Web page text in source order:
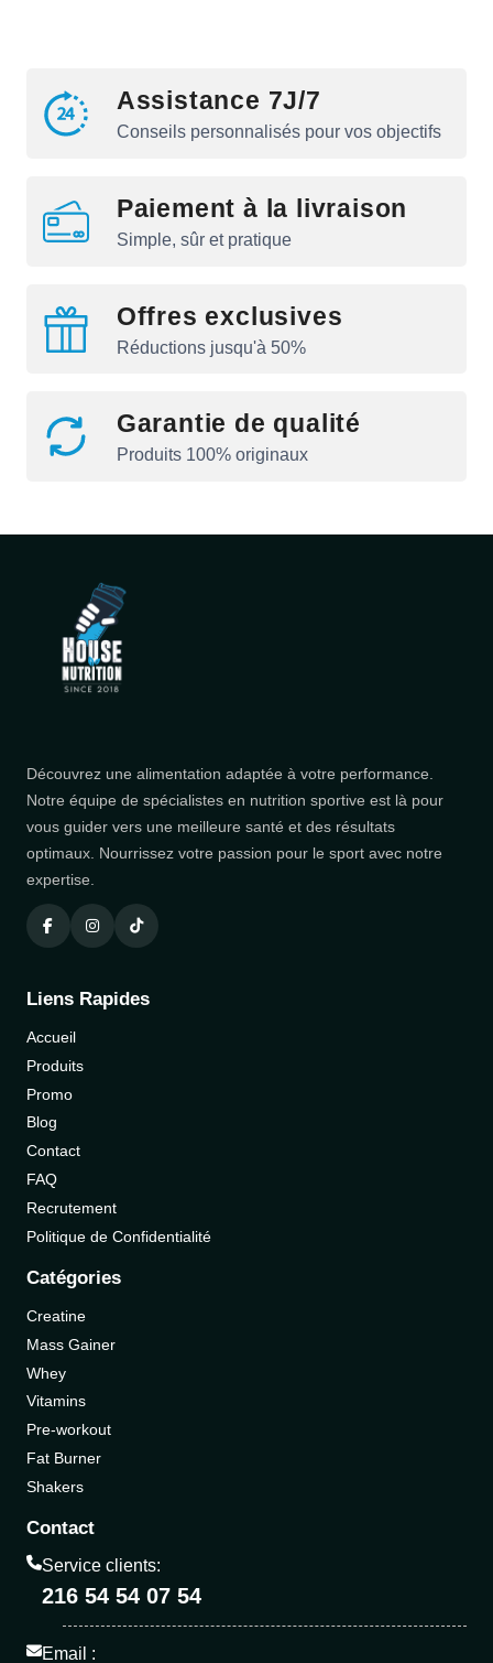
Assistance 7J/7
Conseils personnalisés pour vos objectifs
Paiement à la livraison
Simple, sûr et pratique
Offres exclusives
Réductions jusqu'à 50%
Garantie de qualité
Produits 100% originaux
Découvrez une alimentation adaptée à votre performance.
Notre équipe de spécialistes en nutrition sportive est là pour
vous guider vers une meilleure santé et des résultats
optimaux. Nourrissez votre passion pour le sport avec notre
expertise.
Liens Rapides
Accueil
Produits
Promo
Blog
Contact
FAQ
Recrutement
Politique de Confidentialité
Catégories
Creatine
Mass Gainer
Whey
Vitamins
Pre-workout
Fat Burner
Shakers
Contact
Service clients:
216 54 54 07 54
Email :